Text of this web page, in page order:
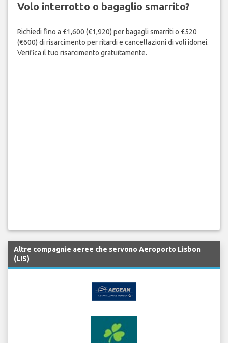
Volo interrotto o bagaglio smarrito?
Richiedi fino a £1,600 (€1,920) per bagagli smarriti o £520
(€600) di risarcimento per ritardi e cancellazioni di voli idonei.
Verifica il tuo risarcimento gratuitamente.
Altre compagnie aeree che servono Aeroporto Lisbon
(LIS)